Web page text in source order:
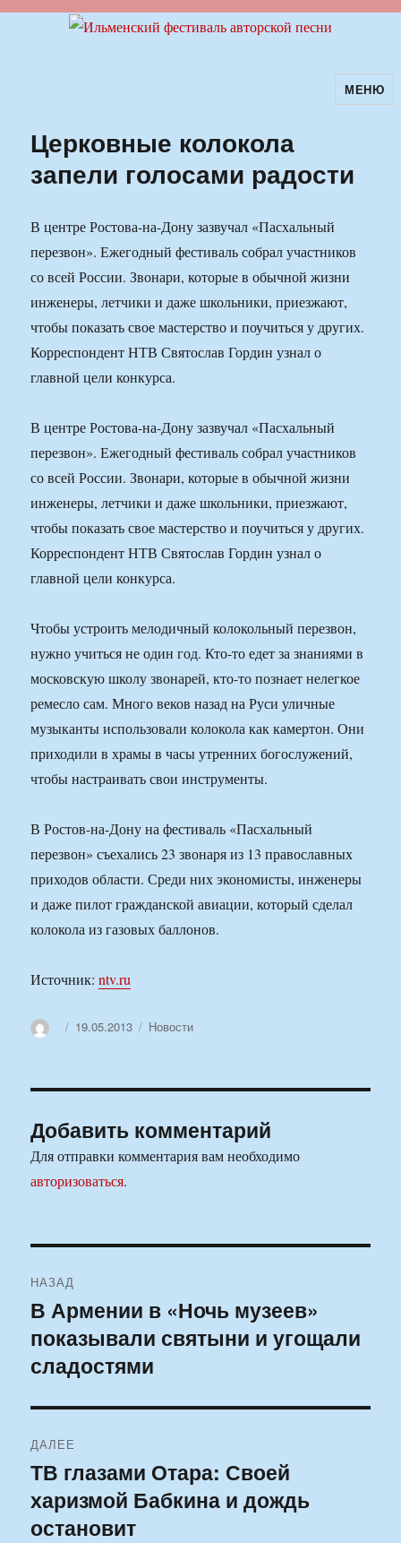
Ильменский фестиваль авторскойМЕНЮ
Церковные колокола
запели голосами радости
В центре Ростова-на-Дону зазвучал «Пасхальный
перезвон». Ежегодный фестиваль собрал участников
со всей России. Звонари, которые в обычной жизни
инженеры, летчики и даже школьники, приезжают,
чтобы показать свое мастерство и поучиться у других.
Корреспондент НТВ Святослав Гордин узнал о
главной цели конкурса.
В центре Ростова-на-Дону зазвучал «Пасхальный
перезвон». Ежегодный фестиваль собрал участников
со всей России. Звонари, которые в обычной жизни
инженеры, летчики и даже школьники, приезжают,
чтобы показать свое мастерство и поучиться у других.
Корреспондент НТВ Святослав Гордин узнал о
главной цели конкурса.
Чтобы устроить мелодичный колокольный перезвон,
нужно учиться не один год. Кто-то едет за знаниями в
московскую школу звонарей, кто-то познает нелегкое
ремесло сам. Много веков назад на Руси уличные
музыканты использовали колокола как камертон. Они
приходили в храмы в часы утренних богослужений,
чтобы настраивать свои инструменты.
В Ростов-на-Дону на фестиваль «Пасхальный
перезвон» съехались 23 звонаря из 13 православных
приходов области. Среди них экономисты, инженеры
и даже пилот гражданской авиации, который сделал
колокола из газовых баллонов.
Источник:ntv.ru
АвторОпубликовано
19.05.2013 Рубрики
Новости
Добавить комментарий
Для отправки комментария вам необходимо
авторизоваться.
по
записям
НАЗАД
Предыдущая
запись:
В Армении в «Ночь музеев»
показывали святыни и угощали
сладостями
ДАЛЕЕ
Следующая
запись:
ТВ глазами Отара: Своей
харизмой Бабкина и дождь
остановит